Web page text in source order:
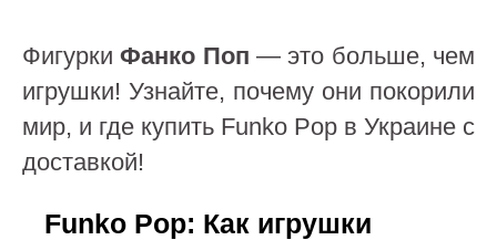
ФигуркиФанко Поп — это больше, чем
игрушки! Узнайте, почему они покорили
мир, и где купить Funko Pop в Украине с
доставкой!
Funko Pop: Как игрушки